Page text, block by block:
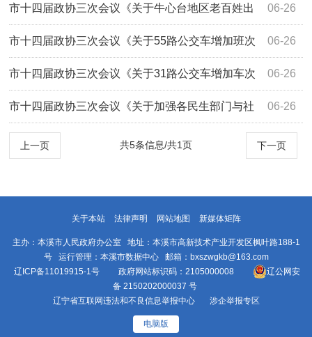
路的提案》（3245号）答复 06-26
市十四届政协三次会议《关于牛心台地区老百姓出
行难的提案》（3188号）答复 06-26
市十四届政协三次会议《关于55路公交车增加班次
的提案》（3186号）答复 06-26
市十四届政协三次会议《关于31路公交车增加车次
的提案》（3169号）答复 06-26
市十四届政协三次会议《关于加强各民生部门与社
区沟通联系的提案》（3154号）答复
上一页 下一页
共5条信息/共1页
关于本站 法律声明 网站地图 新媒体矩阵
主办：本溪市人民政府办公室 地址：本溪市高新技术产业开发区枫叶路188-1
号 运行管理：本溪市数据中心 邮箱：bxszwgkb@163.com
辽ICP备11019915-1号 政府网站标识码：2105000008
辽公网安
备 2150202000037 号
辽宁省互联网违法和不良信息举报中心
涉企举报专区
电脑版